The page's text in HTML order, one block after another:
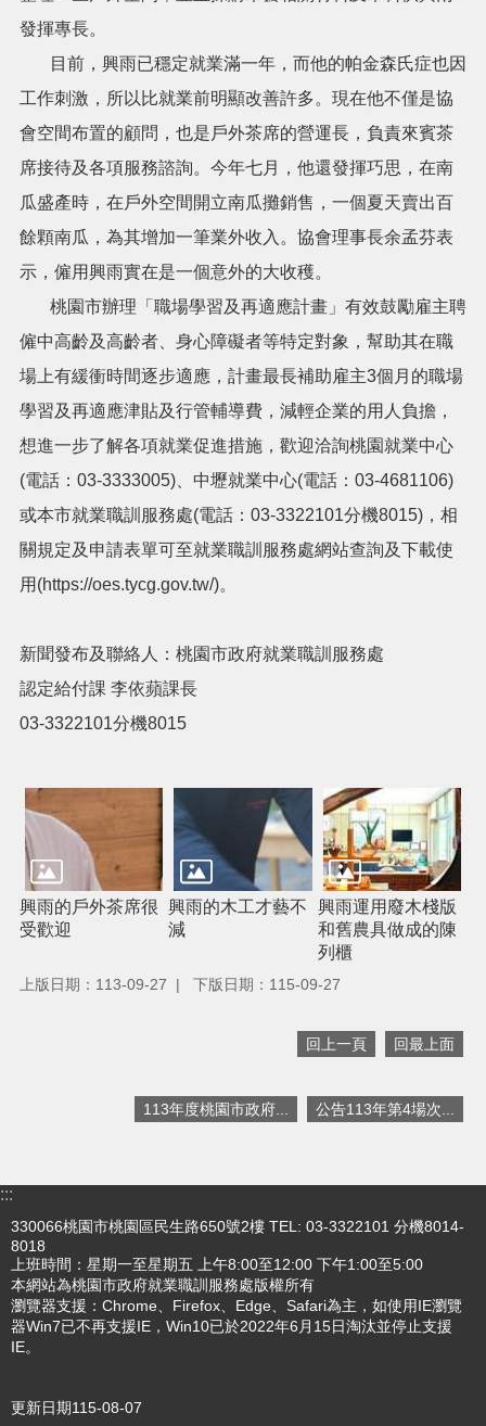
關
通
府
資
公
開
回
網
站
導
覽
市
信
箱
常
題
桃
園
府
隱
私
權
政
策
站
站
料
開
放
宣
告
發揮專長。
目前，興雨已穩定就業滿一年，而他的帕金森氏症也因
工作刺激，所以比就業前明顯改善許多。現在他不僅是協
會空間布置的顧問，也是戶外茶席的營運長，負責來賓茶
席接待及各項服務諮詢。今年七月，他還發揮巧思，在南
瓜盛產時，在戶外空間開立南瓜攤銷售，一個夏天賣出百
餘顆南瓜，為其增加一筆業外收入。協會理事長余孟芬表
示，僱用興雨實在是一個意外的大收穫。
桃園市辦理「職場學習及再適應計畫」有效鼓勵雇主聘
僱中高齡及高齡者、身心障礙者等特定對象，幫助其在職
場上有緩衝時間逐步適應，計畫最長補助雇主3個月的職場
學習及再適應津貼及行管輔導費，減輕企業的用人負擔，
想進一步了解各項就業促進措施，歡迎洽詢桃園就業中心
(電話：03-3333005)、中壢就業中心(電話：03-4681106)
或本市就業職訓服務處(電話：03-3322101分機8015)，相
關規定及申請表單可至就業職訓服務處網站查詢及下載使
用(https://oes.tycg.gov.tw/)。
新聞發布及聯絡人：桃園市政府就業職訓服務處
認定給付課 李依蘋課長
03-3322101分機8015
興雨的戶外茶席很
受歡迎
興雨的木工才藝不
減
興雨運用廢木棧版
和舊農具做成的陳
列櫃
上版日期：113-09-27 下版日期：115-09-27
回上一頁 回最上面
113年度桃園市政府... 公告113年第4場次...
:::
330066桃園市桃園區民生路650號2樓 TEL: 03-3322101 分機8014-
8018
上班時間：星期一至星期五 上午8:00至12:00 下午1:00至5:00
本網站為桃園市政府就業職訓服務處版權所有
瀏覽器支援：Chrome、Firefox、Edge、Safari為主，如使用IE瀏覽
器Win7已不再支援IE，Win10已於2022年6月15日淘汰並停止支援
IE。
更新日期115-08-07